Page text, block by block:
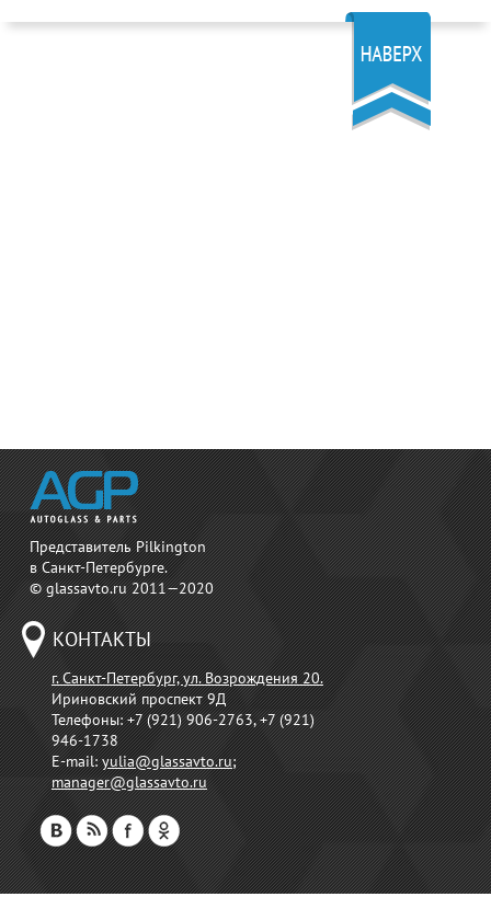
Представитель Pilkington
в Санкт-Петербурге.
© glassavto.ru 2011—2020
КОНТАКТЫ
г. Санкт-Петербург, ул. Возрождения 20.
Ириновский проспект 9Д
Телефоны:+7 (921) 906-2763, +7 (921)
946-1738
E-mail:yulia@glassavto.ru;
manager@glassavto.ru